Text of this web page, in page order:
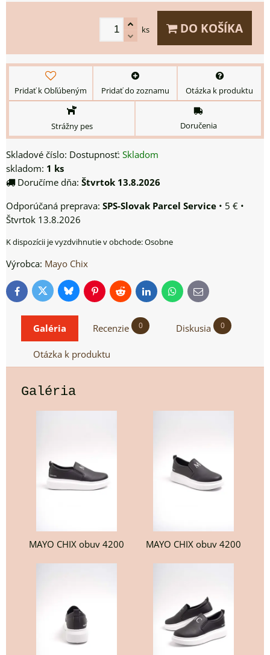
ks DO KOŠÍKA
Pridať k Obľúbeným Pridať do zoznamu Otázka k produktu
Strážny pes Doručenia
Skladové číslo: Dostupnosť: Skladom
skladom: 1 ks
Doručíme dňa: Štvrtok 13.8.2026
SPS-Slovak Parcel Service • 5 € •
Štvrtok 13.8.2026
Osobne
Výrobca: Mayo Chix
FacebookTwitterBlueskyPinterestReddit LinkedInWhatsApp
E-
mail
Galéria Recenzie 0 Diskusia 0
Otázka k produktu
Galéria
MAYO CHIX obuv 4200 MAYO CHIX obuv 4200